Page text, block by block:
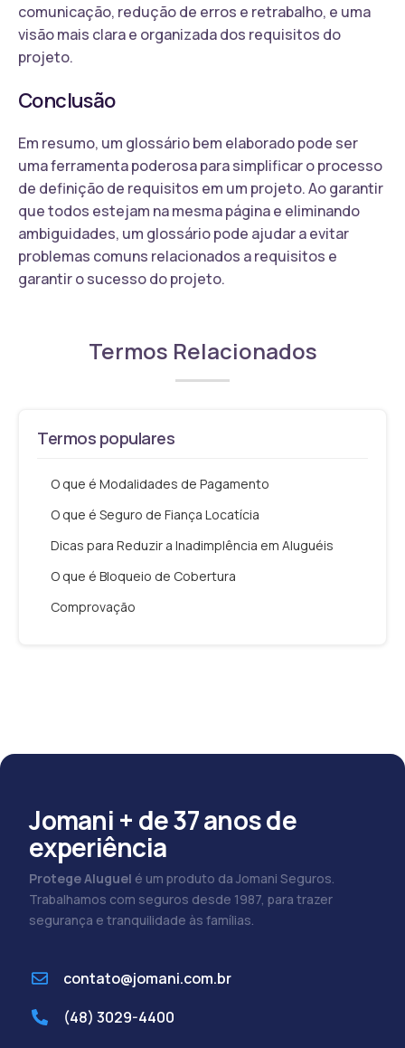
comunicação, redução de erros e retrabalho, e uma
visão mais clara e organizada dos requisitos do
projeto.
Conclusão
Em resumo, um glossário bem elaborado pode ser
uma ferramenta poderosa para simplificar o processo
de definição de requisitos em um projeto. Ao garantir
que todos estejam na mesma página e eliminando
ambiguidades, um glossário pode ajudar a evitar
problemas comuns relacionados a requisitos e
garantir o sucesso do projeto.
Termos Relacionados
Termos populares
O que é Modalidades de Pagamento
O que é Seguro de Fiança Locatícia
Dicas para Reduzir a Inadimplência em Aluguéis
O que é Bloqueio de Cobertura
Comprovação
Jomani + de 37 anos de
experiência
Protege Aluguel é um produto da Jomani Seguros.
Trabalhamos com seguros desde 1987, para trazer
segurança e tranquilidade às famílias.
contato@jomani.com.br
(48) 3029-4400